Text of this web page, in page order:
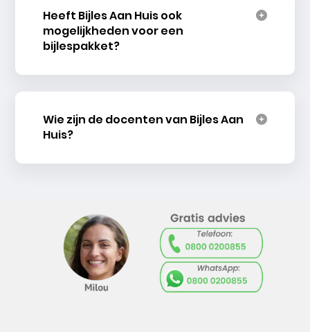
Heeft Bijles Aan Huis ook
mogelijkheden voor een
bijlespakket?
Wie zijn de docenten van Bijles Aan
Huis?